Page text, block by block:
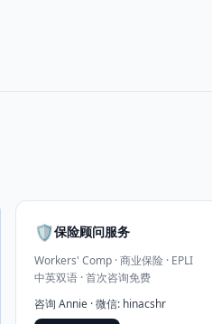
🛡️保险顾问服务
Workers' Comp · 商业保险 · EPLI
中英双语 · 首次咨询免费
咨询 Annie · 微信: hinacshr